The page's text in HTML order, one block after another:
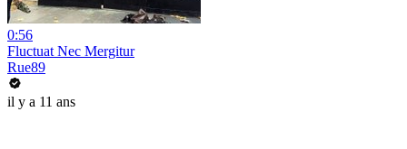
0:56
Fluctuat Nec Mergitur
Rue89
il y a 11 ans